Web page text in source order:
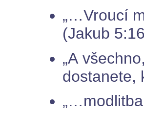
„…Vroucí
(Jakub
„A
dostanete,